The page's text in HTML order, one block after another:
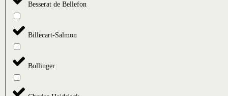
Besserat de Bellefon
Billecart-Salmon
Bollinger